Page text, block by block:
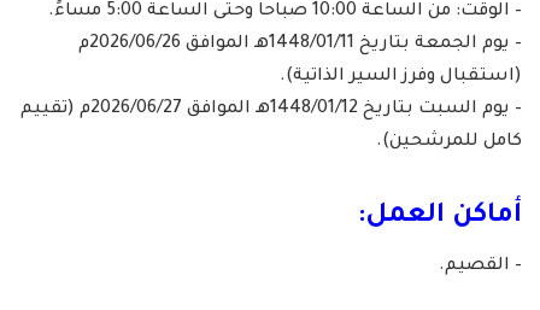
– الوقت: من الساعة 10:00 صباحاً وحتى الساعة 5:00 مساءً.
– يوم الجمعة بتاريخ 1448/01/11هـ الموافق 2026/06/26م
(استقبال وفرز السير الذاتية).
– يوم السبت بتاريخ 1448/01/12هـ الموافق 2026/06/27م (تقييم
كامل للمرشحين).
أماكن العمل:
– القصيم.